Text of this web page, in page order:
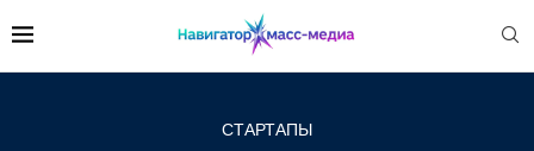
СТАРТАПЫ